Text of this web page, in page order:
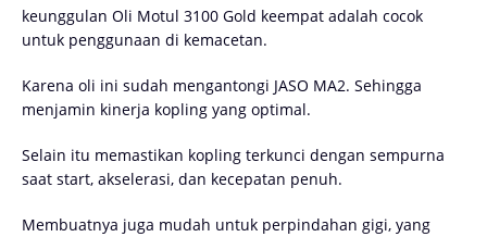
keunggulan Oli Motul 3100 Gold keempat adalah cocok
untuk penggunaan di kemacetan.
Karena oli ini sudah mengantongi JASO MA2. Sehingga
menjamin kinerja kopling yang optimal.
Selain itu memastikan kopling terkunci dengan sempurna
saat start, akselerasi, dan kecepatan penuh.
Membuatnya juga mudah untuk perpindahan gigi, yang